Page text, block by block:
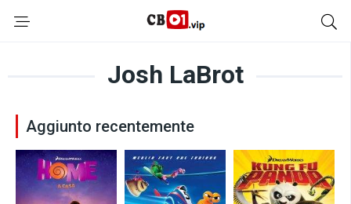
Josh LaBrot
Aggiunto recentemente